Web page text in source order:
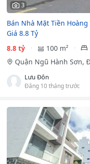
3
Bán Nhà Mặt Tiền Hoàng
Giá 8.8 Tỷ
8.8 tỷ
100 m²
Quận Ngũ Hành Sơn,
Lưu Đôn
Đăng 10 tháng trước